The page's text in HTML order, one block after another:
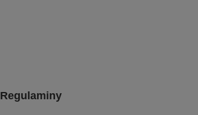
Regulaminy